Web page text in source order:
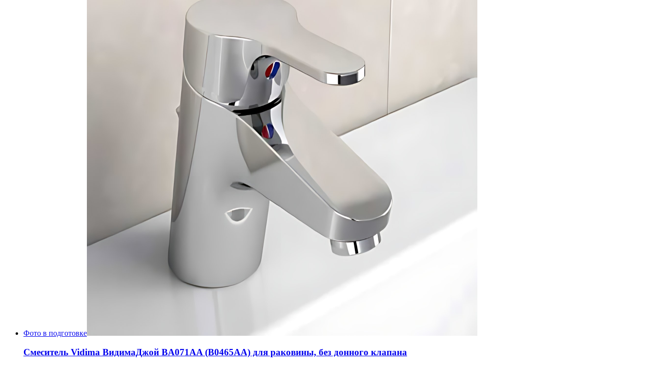
Фото в подготовке
Смеситель Vidima ВидимаДжой BA071AA (B0465AA) для раковины, без донного клапана